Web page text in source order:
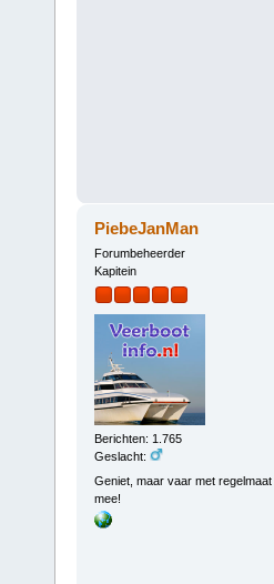
PiebeJanMan
Forumbeheerder
Kapitein
Berichten: 1.765
Geslacht:
Geniet, maar vaar met regelmaat
mee!